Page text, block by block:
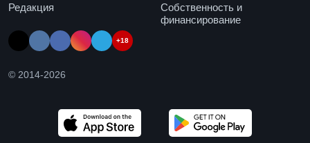
Редакция
Собственность и
финансирование
+18
© 2014-2026